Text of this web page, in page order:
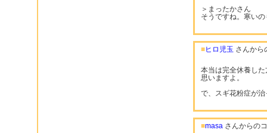
＞まったかさん
そうですね。寒い
■ヒロ児玉 さんから
本当は完全休養し
思いますよ。
で、スギ花粉症が
■masa さんからの